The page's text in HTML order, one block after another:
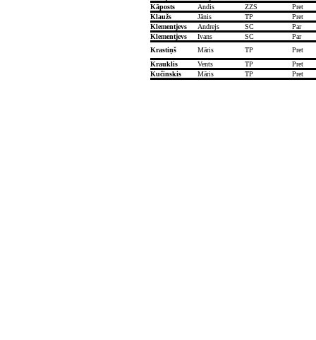
Kāposts
Andis ZZS
Pret
Klaužs
Jānis TP
Pret
Klementjevs
Andrejs SC
Par
Klementjevs
Ivans SC
Par
Krastiņš
Māris TP
Pret
Krauklis
Vents TP
Pret
Kučinskis
Māris TP Pret